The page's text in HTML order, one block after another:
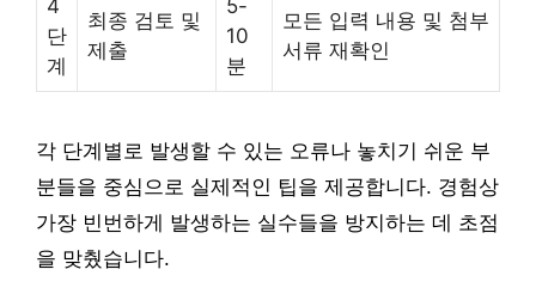
4
단
계
최종 검토 및
제출
5-
10
분
모든 입력 내용 및 첨부
서류 재확인
각 단계별로 발생할 수 있는 오류나 놓치기 쉬운 부
분들을 중심으로 실제적인 팁을 제공합니다. 경험상
가장 빈번하게 발생하는 실수들을 방지하는 데 초점
을 맞췄습니다.